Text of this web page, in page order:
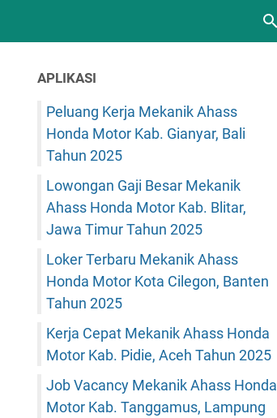
APLIKASI
Peluang Kerja Mekanik Ahass
Honda Motor Kab. Gianyar, Bali
Tahun 2025
Lowongan Gaji Besar Mekanik
Ahass Honda Motor Kab. Blitar,
Jawa Timur Tahun 2025
Loker Terbaru Mekanik Ahass
Honda Motor Kota Cilegon, Banten
Tahun 2025
Kerja Cepat Mekanik Ahass Honda
Motor Kab. Pidie, Aceh Tahun 2025
Job Vacancy Mekanik Ahass Honda
Motor Kab. Tanggamus, Lampung